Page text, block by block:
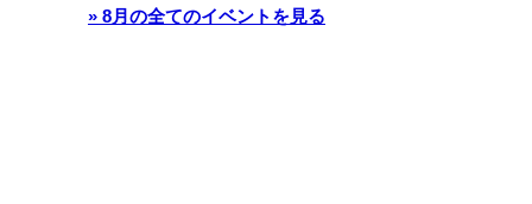
» 8月の全てのイベントを見る